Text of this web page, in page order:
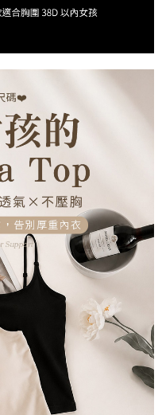
，但若您需要取消訂單，請聯絡
仍視為有效，需透過AFTEE先享
結帳頁面顯示為準，若有關於
AFTEE先享後付」服務完成之交
，並將交易相關給付款項請求債
：
或監護人之同意方可使用
起之損失，本公司不負相關責
別帳號之用戶狀況，依本公司即
足之情形，本公司將視審查結果
註冊。若發現惡意使用之情形，
使用額度並採取法律行動。
費
費
費